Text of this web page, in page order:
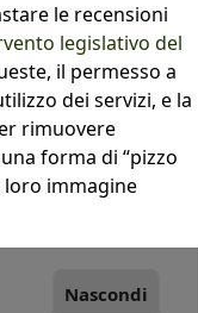
le recensioni
legislativo del
il permesso a
dei servizi, e la
rimuovere
forma di “pizzo
loro immagine
Nascondi